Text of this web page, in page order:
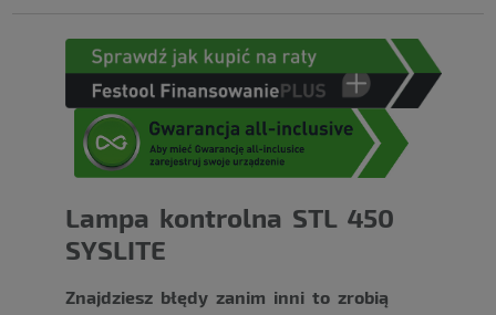
Lampa kontrolna STL 450
SYSLITE
Znajdziesz błędy zanim inni to zrobią